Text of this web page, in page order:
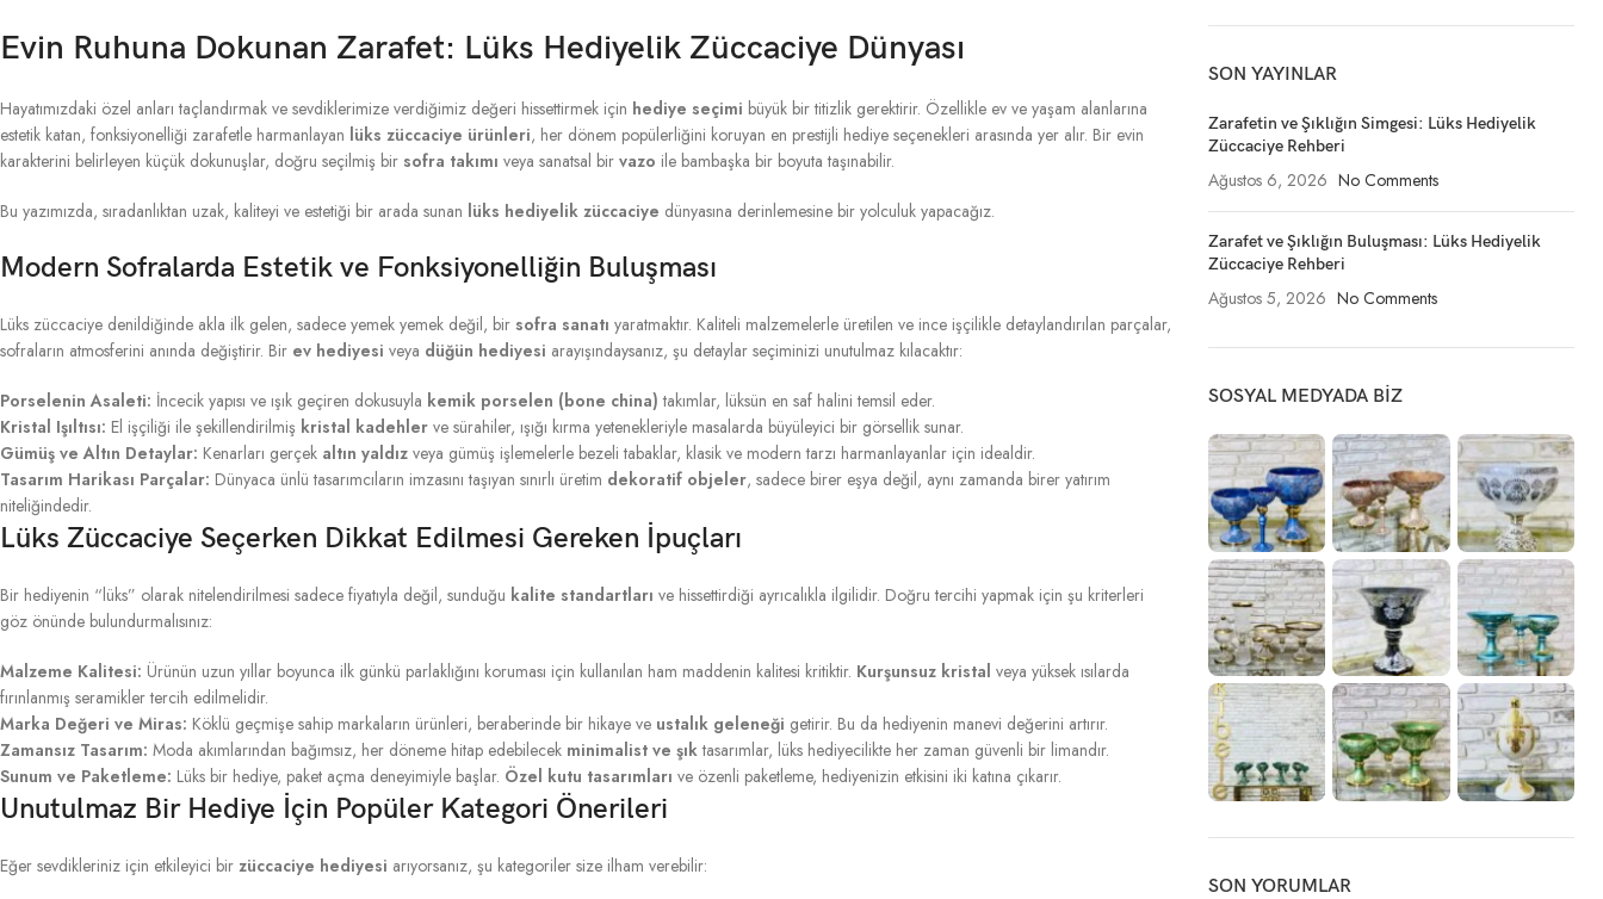
Evin Ruhuna Dokunan Zarafet: Lüks Hediyelik Züccaciye Dünyası
Hayatımızdaki özel anları taçlandırmak ve sevdiklerimize verdiğimiz değeri hissettirmek için hediye seçimi büyük bir titizlik gerektirir. Özellikle ev ve yaşam alanlarına
estetik katan, fonksiyonelliği zarafetle harmanlayan lüks züccaciye ürünleri, her dönem popülerliğini koruyan en prestijli hediye seçenekleri arasında yer alır. Bir evin
karakterini belirleyen küçük dokunuşlar, doğru seçilmiş bir sofra takımı veya sanatsal bir vazo ile bambaşka bir boyuta taşınabilir.
Bu yazımızda, sıradanlıktan uzak, kaliteyi ve estetiği bir arada sunan lüks hediyelik züccaciye dünyasına derinlemesine bir yolculuk yapacağız.
Modern Sofralarda Estetik ve Fonksiyonelliğin Buluşması
Lüks züccaciye denildiğinde akla ilk gelen, sadece yemek yemek değil, bir sofra sanatı yaratmaktır. Kaliteli malzemelerle üretilen ve ince işçilikle detaylandırılan parçalar,
sofraların atmosferini anında değiştirir. Bir ev hediyesi veya düğün hediyesi arayışındaysanız, şu detaylar seçiminizi unutulmaz kılacaktır:
Porselenin Asaleti: İncecik yapısı ve ışık geçiren dokusuyla kemik porselen (bone china) takımlar, lüksün en saf halini temsil eder.
Kristal Işıltısı: El işçiliği ile şekillendirilmiş kristal kadehler ve sürahiler, ışığı kırma yetenekleriyle masalarda büyüleyici bir görsellik sunar.
Gümüş ve Altın Detaylar: Kenarları gerçek altın yaldız veya gümüş işlemelerle bezeli tabaklar, klasik ve modern tarzı harmanlayanlar için idealdir.
Tasarım Harikası Parçalar: Dünyaca ünlü tasarımcıların imzasını taşıyan sınırlı üretim dekoratif objeler, sadece birer eşya değil, aynı zamanda birer yatırım
niteliğindedir.
Lüks Züccaciye Seçerken Dikkat Edilmesi Gereken İpuçları
Bir hediyenin “lüks” olarak nitelendirilmesi sadece fiyatıyla değil, sunduğu kalite standartları ve hissettirdiği ayrıcalıkla ilgilidir. Doğru tercihi yapmak için şu kriterleri
göz önünde bulundurmalısınız:
Malzeme Kalitesi: Ürünün uzun yıllar boyunca ilk günkü parlaklığını koruması için kullanılan ham maddenin kalitesi kritiktir. Kurşunsuz kristal veya yüksek ısılarda
fırınlanmış seramikler tercih edilmelidir.
Marka Değeri ve Miras: Köklü geçmişe sahip markaların ürünleri, beraberinde bir hikaye ve ustalık geleneği getirir. Bu da hediyenin manevi değerini artırır.
Zamansız Tasarım: Moda akımlarından bağımsız, her döneme hitap edebilecek minimalist ve şıktasarımlar, lüks hediyecilikte her zaman güvenli bir limandır.
Sunum ve Paketleme: Lüks bir hediye, paket açma deneyimiyle başlar. Özel kutu tasarımları ve özenli paketleme, hediyenizin etkisini iki katına çıkarır.
Unutulmaz Bir Hediye İçin Popüler Kategori Önerileri
Eğer sevdikleriniz için etkileyici bir züccaciye hediyesi arıyorsanız, şu kategoriler size ilham verebilir:
SON YAYINLAR
Zarafetin ve Şıklığın Simgesi: Lüks Hediyelik
Züccaciye Rehberi
Ağustos 6, 2026 No Comments
Zarafet ve Şıklığın Buluşması: Lüks Hediyelik
Züccaciye Rehberi
Ağustos 5, 2026 No Comments
SOSYAL MEDYADA BIZ
SON YORUMLAR